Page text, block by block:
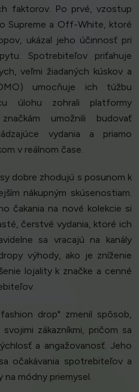
faktorov. Po prvé, vzostup
Supreme a Off-White, ktoré
ukázal jeho účinnosť pri
Spotrebiteľov priťahuje
veľmi žiadaných kúskov a
umocňuje ich túžbu
úlohu zohrali platformy
umožnili budovať
vydania a priamo
v reálnom čase.
dobre zhodujú s posunom k
nákupným skúsenostiam.
čakania na nové kolekcie si
čerstvé vydania, ktoré ich
sa vracajú na kanály
výhody, ako je zníženie
lojality k značke a cenné
drop" zmenil spôsob,
zákazníkmi, pričom sa
a angažovanosť. Jeho
očakávania spotrebiteľov a
módny priemysel.